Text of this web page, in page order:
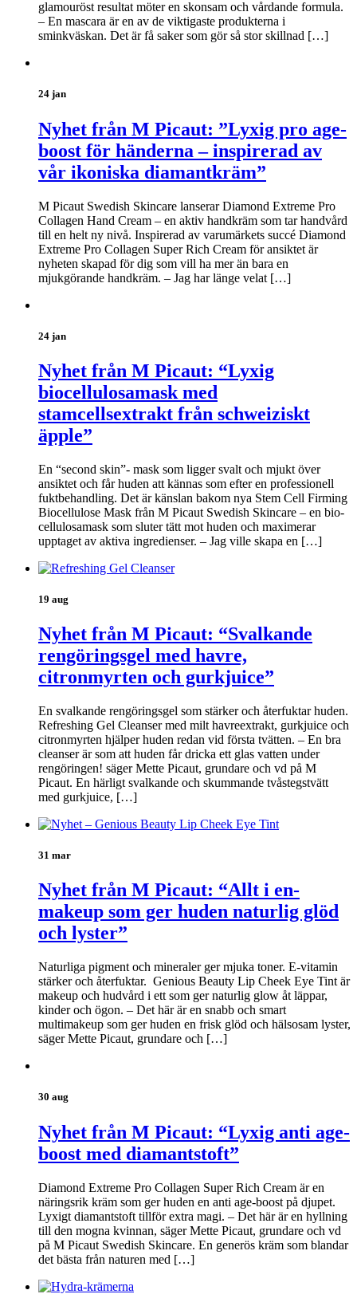
glamouröst resultat möter en skonsam och vårdande formula.
– En mascara är en av de viktigaste produkterna i
sminkväskan. Det är få saker som gör så stor skillnad […]
24 jan
Nyhet från M Picaut: ”Lyxig pro age-
boost för händerna – inspirerad av
vår ikoniska diamantkräm”
M Picaut Swedish Skincare lanserar Diamond Extreme Pro
Collagen Hand Cream – en aktiv handkräm som tar handvård
till en helt ny nivå. Inspirerad av varumärkets succé Diamond
Extreme Pro Collagen Super Rich Cream för ansiktet är
nyheten skapad för dig som vill ha mer än bara en
mjukgörande handkräm. – Jag har länge velat […]
24 jan
Nyhet från M Picaut: “Lyxig
biocellulosamask med
stamcellsextrakt från schweiziskt
äpple”
En “second skin”- mask som ligger svalt och mjukt över
ansiktet och får huden att kännas som efter en professionell
fuktbehandling. Det är känslan bakom nya Stem Cell Firming
Biocellulose Mask från M Picaut Swedish Skincare – en bio-
cellulosamask som sluter tätt mot huden och maximerar
upptaget av aktiva ingredienser. – Jag ville skapa en […]
19 aug
Nyhet från M Picaut: “Svalkande
rengöringsgel med havre,
citronmyrten och gurkjuice”
En svalkande rengöringsgel som stärker och återfuktar huden.
Refreshing Gel Cleanser med milt havreextrakt, gurkjuice och
citronmyrten hjälper huden redan vid första tvätten. – En bra
cleanser är som att huden får dricka ett glas vatten under
rengöringen! säger Mette Picaut, grundare och vd på M
Picaut. En härligt svalkande och skummande tvåstegstvätt
med gurkjuice, […]
31 mar
Nyhet från M Picaut: “Allt i en-
makeup som ger huden naturlig glöd
och lyster”
Naturliga pigment och mineraler ger mjuka toner. E-vitamin
stärker och återfuktar. Genious Beauty Lip Cheek Eye Tint är
makeup och hudvård i ett som ger naturlig glow åt läppar,
kinder och ögon. – Det här är en snabb och smart
multimakeup som ger huden en frisk glöd och hälsosam lyster,
säger Mette Picaut, grundare och […]
30 aug
Nyhet från M Picaut: “Lyxig anti age-
boost med diamantstoft”
Diamond Extreme Pro Collagen Super Rich Cream är en
näringsrik kräm som ger huden en anti age-boost på djupet.
Lyxigt diamantstoft tillför extra magi. – Det här är en hyllning
till den mogna kvinnan, säger Mette Picaut, grundare och vd
på M Picaut Swedish Skincare. En generös kräm som blandar
det bästa från naturen med […]